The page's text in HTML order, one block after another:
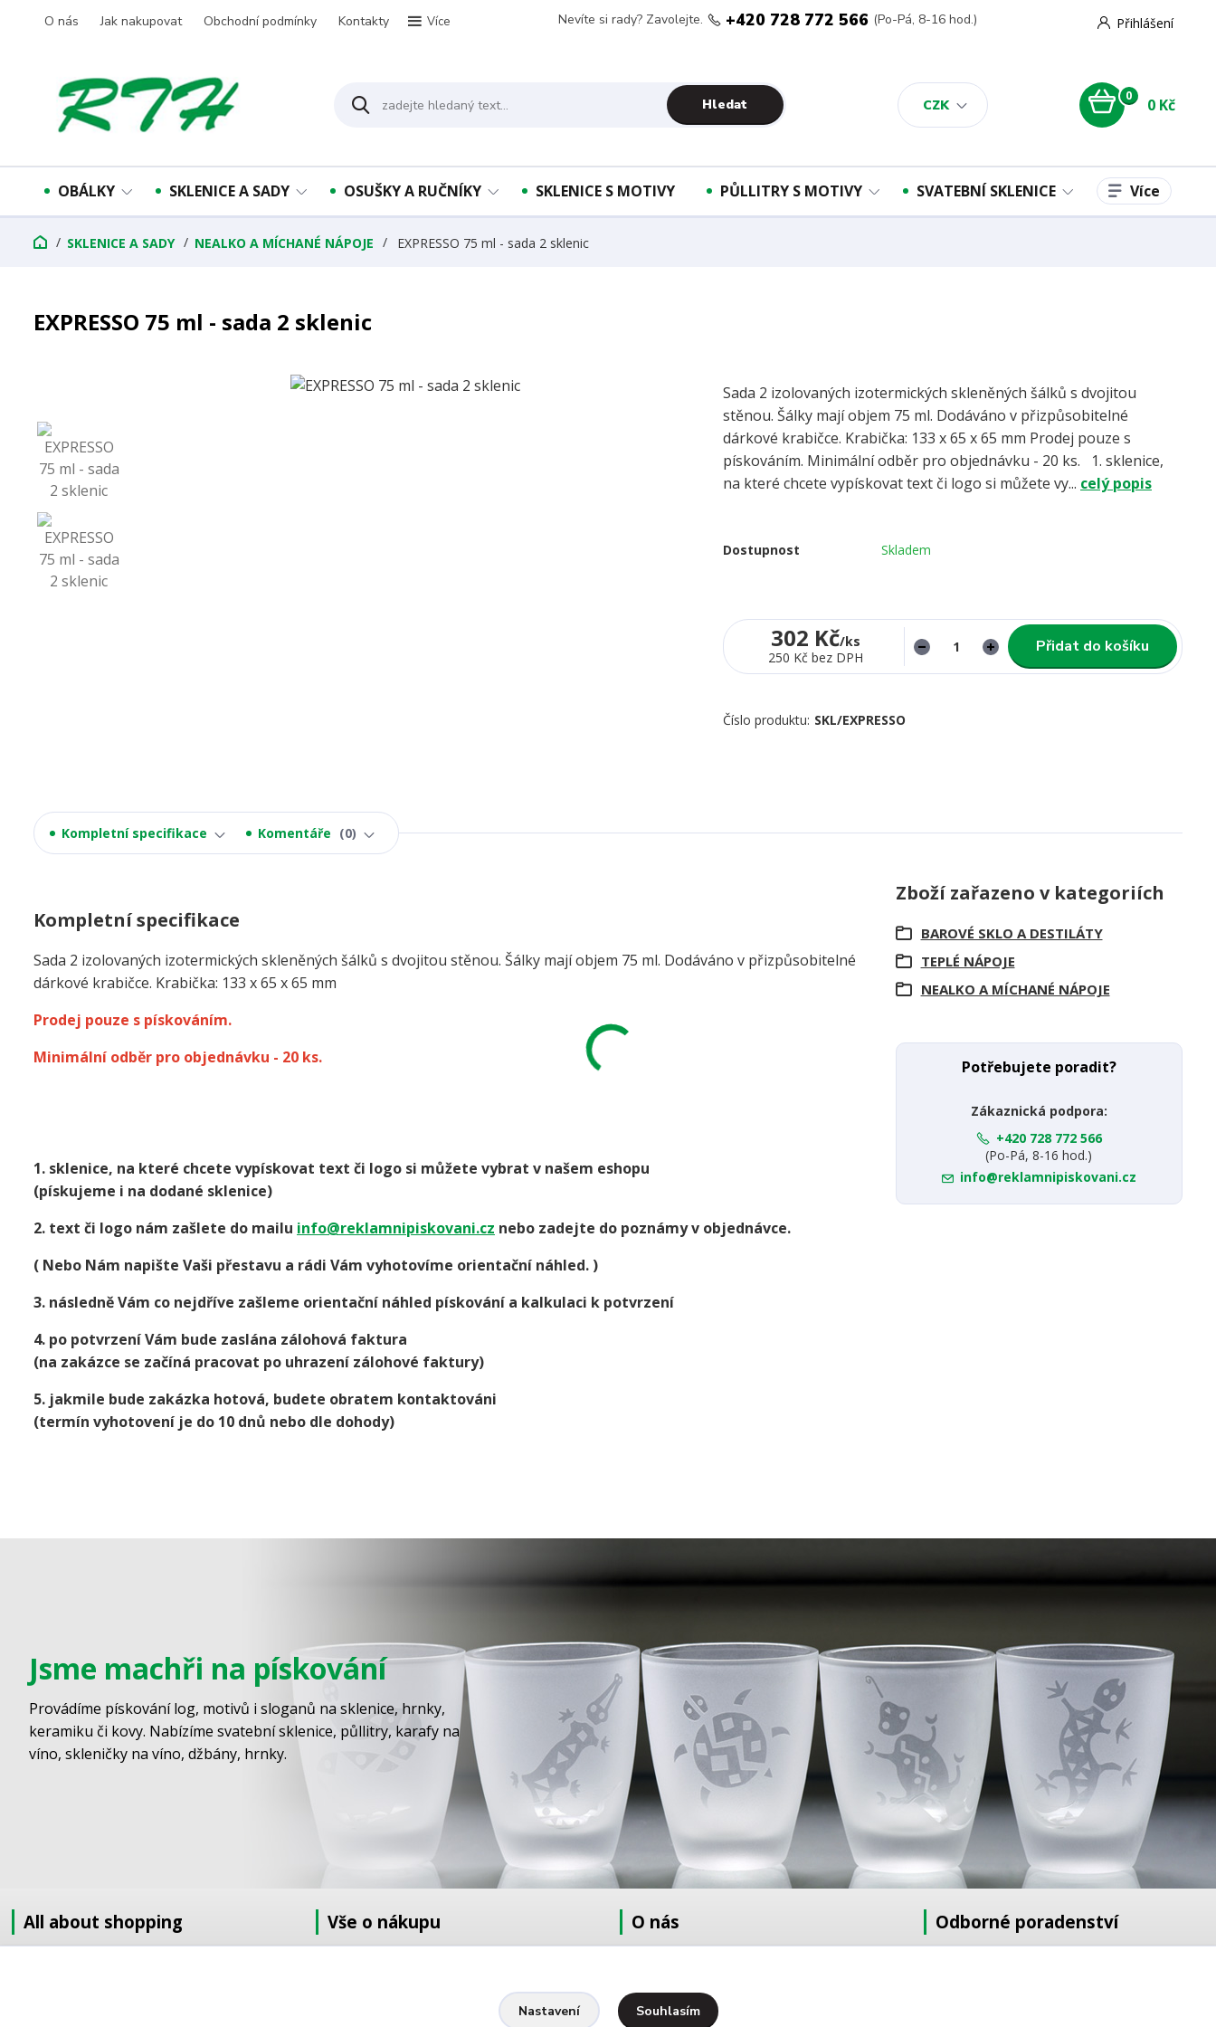
O nás Jak nakupovat Obchodní podmínky Kontakty Více
CZK
Přihlášení
Hledat
Nevíte si rady? Zavolejte. +420 728 772 566 (Po-Pá, 8-16 hod.)
0 0 Kč
OBÁLKY SKLENICE A SADY OSUŠKY A RUČNÍKY SKLENICE S MOTIVY PŮLLITRY S MOTIVY SVATEBNÍ SKLENICE Více
SKLENICE A SADY NEALKO A MÍCHANÉ NÁPOJE EXPRESSO 75 ml - sada 2 sklenic
EXPRESSO 75 ml - sada 2 sklenic
Sada 2 izolovaných izotermických skleněných šálků s dvojitou
stěnou. Šálky mají objem 75 ml. Dodáváno v přizpůsobitelné
dárkové krabičce. Krabička: 133 x 65 x 65 mm Prodej pouze s
pískováním. Minimální odběr pro objednávku - 20 ks. 1. sklenice,
na které chcete vypískovat text či logo si můžete vy... celý popis
Dostupnost Skladem
302 Kč/ks
250 Kč bez DPH
Přidat do košíku
Číslo produktu: SKL/EXPRESSO
Kompletní specifikace Komentáře 0
Kompletní specifikace
Sada 2 izolovaných izotermických skleněných šálků s dvojitou stěnou. Šálky mají objem 75 ml. Dodáváno v přizpůsobitelné
dárkové krabičce. Krabička: 133 x 65 x 65 mm
Prodej pouze s pískováním.
Minimální odběr pro objednávku - 20 ks.
1. sklenice, na které chcete vypískovat text či logo si můžete vybrat v našem eshopu
(pískujeme i na dodané sklenice)
2. text či logo nám zašlete do mailu info@reklamnipiskovani.cz nebo zadejte do poznámy v objednávce.
( Nebo Nám napište Vaši přestavu a rádi Vám vyhotovíme orientační náhled. )
3. následně Vám co nejdříve zašleme orientační náhled pískování a kalkulaci k potvrzení
4. po potvrzení Vám bude zaslána zálohová faktura
(na zakázce se začíná pracovat po uhrazení zálohové faktury)
5. jakmile bude zakázka hotová, budete obratem kontaktováni
(termín vyhotovení je do 10 dnů nebo dle dohody)
Zboží zařazeno v kategoriích
BAROVÉ SKLO A DESTILÁTY
TEPLÉ NÁPOJE
NEALKO A MÍCHANÉ NÁPOJE
Potřebujete poradit?
Zákaznická podpora:
+420 728 772 566
(Po-Pá, 8-16 hod.)
info@reklamnipiskovani.cz
Jsme machři na pískování
Provádíme pískování log, motivů i sloganů na sklenice, hrnky,
keramiku či kovy. Nabízíme svatební sklenice, půllitry, karafy na
víno, skleničky na víno, džbány, hrnky.
All about shopping Vše o nákupu O nás
Kontakty
Odborné poradenství
Nastavení Souhlasím